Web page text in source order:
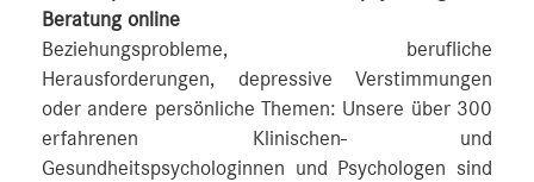
Beratung online
Beziehungsprobleme, berufliche
Herausforderungen, depressive Verstimmungen
oder andere persönliche Themen: Unsere über 300
erfahrenen Klinischen- und
Gesundheitspsychologinnen und Psychologen sind